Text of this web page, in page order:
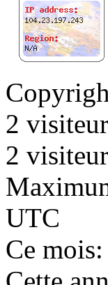
2
2
UTC
Ce